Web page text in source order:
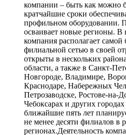
компании – быть как можно
кратчайшие сроки
профильном оборудовании.
осваивает новые регионы.
компания располагает
филиальной сетью в своей
открыты в нескольких
области, а также в Санкт-
Новгороде, Владимире,
Краснодаре, Набережных
Петрозаводске, Ростове-на-
Чебоксарах и других
ближайшие пять лет
не менее десяти филиалов в
регионах.Деятельность